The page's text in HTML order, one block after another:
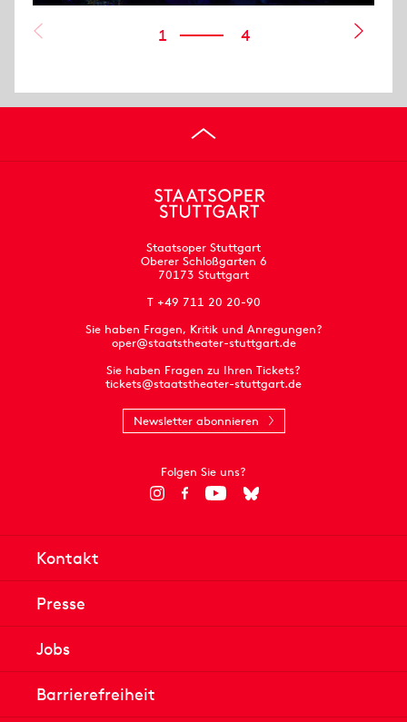
1 4
Staatsoper Stuttgart
Oberer Schloßgarten 6
70173 Stuttgart
T +49 711 20 20-90
Sie haben Fragen, Kritik und Anregungen?
oper@staatstheater-stuttgart.de
Sie haben Fragen zu Ihren Tickets?
tickets@staatstheater-stuttgart.de
Newsletter abonnieren
Folgen Sie uns?
Kontakt
Presse
Jobs
Barrierefreiheit